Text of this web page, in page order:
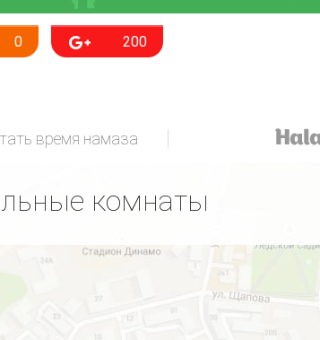
0 200
время намаза
комнаты